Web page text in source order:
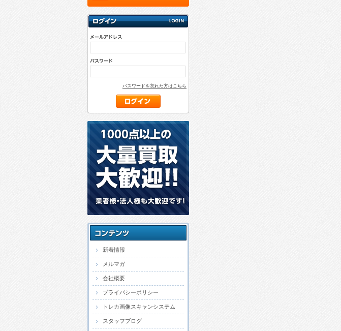
パスワードを忘れた方はこちら
新着情報
メルマガ
会社概要
プライバシーポリシー
トレカ画像スキャンシステム
スタッフブログ